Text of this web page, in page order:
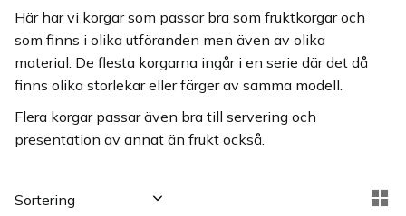
Här har vi korgar som passar bra som fruktkorgar och
som finns i olika utföranden men även av olika
material. De flesta korgarna ingår i en serie där det då
finns olika storlekar eller färger av samma modell.
Flera korgar passar även bra till servering och
presentation av annat än frukt också.
Välj sortering